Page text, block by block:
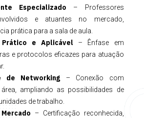
Especializado – Professores
e atuantes no mercado,
prática para a sala de aula.
e Aplicável – Ênfase em
e protocolos eficazes para atuação
de Networking – Conexão com
ampliando as possibilidades de
de trabalho.
– Certificação reconhecida,